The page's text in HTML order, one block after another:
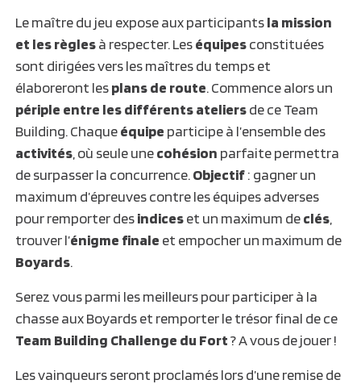
Le maître du jeu expose aux participantsla mission
et les règlesà respecter. Leséquipesconstituées
sont dirigées vers les maîtres du temps et
élaboreront lesplans de route. Commence alors un
périple entre les différents ateliersde ce Team
Building. Chaqueéquipe participe à l’ensemble des
activités , où seule unecohésion parfaite permettra
de surpasser la concurrence.Objectif: gagner un
maximum d’épreuves contre les équipes adverses
pour remporter desindiceset un maximum declés
trouver l’énigme finale et empocher un maximum de
Boyards.
Serez vous parmi les meilleurs pour participer à la
chasse aux Boyards et remporter le trésor final de ce
Team Building Challenge du Fort? A vous de jouer !
Les vainqueurs seront proclamés lors d’une remise de